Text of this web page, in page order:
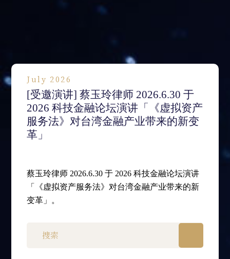
July 2026
[受邀演讲] 蔡玉玲律师 2026.6.30 于
2026 科技金融论坛演讲「《虚拟资产
服务法》对台湾金融产业带来的新变
革」
蔡玉玲律师 2026.6.30 于 2026 科技金融论坛演讲
「《虚拟资产服务法》对台湾金融产业带来的新
变革」。